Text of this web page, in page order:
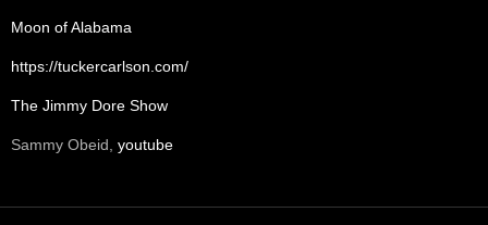
Moon of Alabama
https://tuckercarlson.com/
The Jimmy Dore Show
Sammy Obeid, youtube